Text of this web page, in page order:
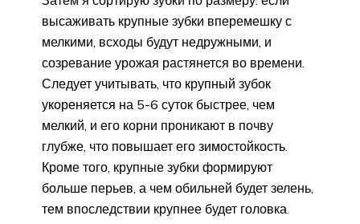
высаживать крупные зубки вперемешку с
мелкими, всходы будут недружными, и
созревание урожая растянется во времени.
Следует учитывать, что крупный зубок
укореняется на 5-6 суток быстрее, чем
мелкий, и его корни проникают в почву
глубже, что повышает его зимостойкость.
Кроме того, крупные зубки формируют
больше перьев, а чем обильней будет зелень,
тем впоследствии крупнее будет головка.